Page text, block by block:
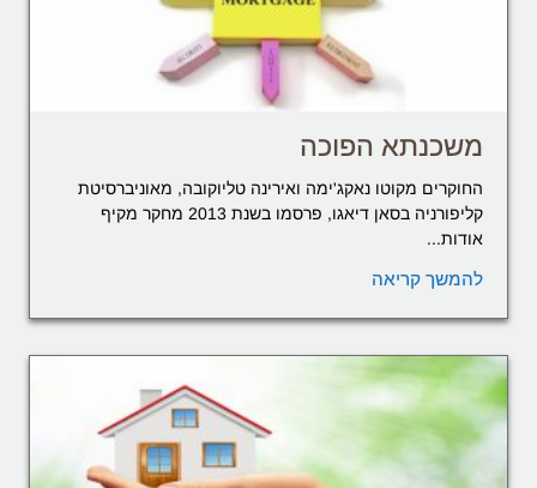
משכנתא הפוכה
החוקרים מקוטו נאקג'ימה ואירינה טליוקובה, מאוניברסיטת
קליפורניה בסאן דיאגו, פרסמו בשנת 2013 מחקר מקיף
אודות...
להמשך קריאה